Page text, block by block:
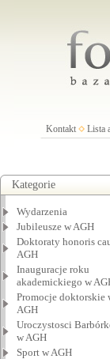
Kontakt Lista
Kategorie
Wydarzenia
Jubileusze w AGH
Doktoraty honoris
AGH
Inauguracje roku
akademickiego w
Promocje doktorskie
AGH
Uroczystosci
w AGH
Sport w AGH